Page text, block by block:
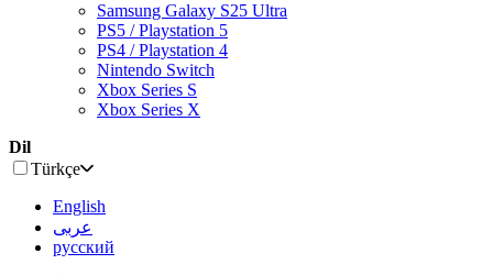
Samsung Galaxy S25 Ultra
PS5 / Playstation 5
PS4 / Playstation 4
Nintendo Switch
Xbox Series S
Xbox Series X
Dil
Türkçe
English
عربى
русский